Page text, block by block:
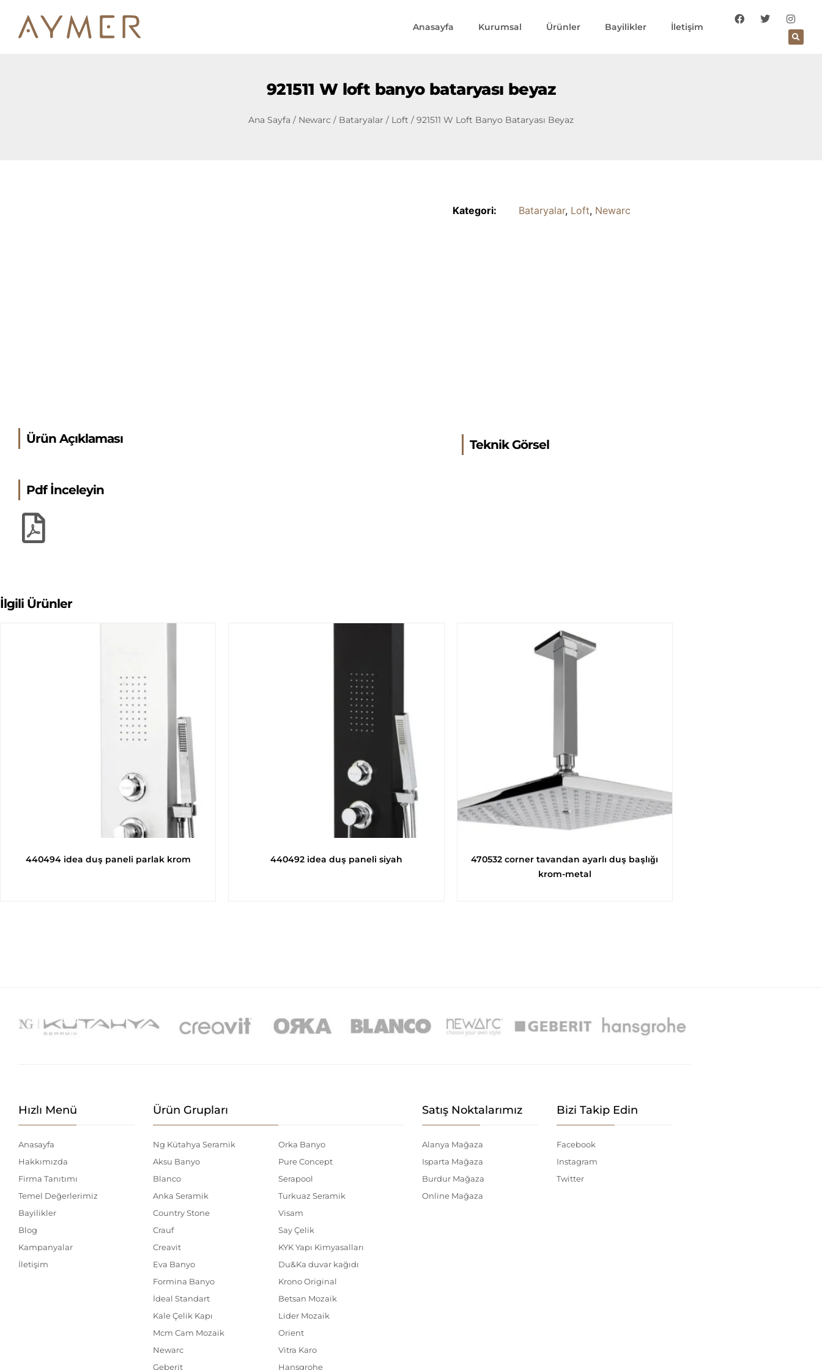
Anasayfa Kurumsal Ürünler Bayilikler İletişim
921511 W loft banyo bataryası beyaz
Ana Sayfa / Newarc / Bataryalar / Loft / 921511 W Loft Banyo Bataryası Beyaz
Kategori: Bataryalar, Loft, Newarc
Ürün Açıklaması
Pdf İnceleyin
Teknik Görsel
İlgili Ürünler
440494 idea duş paneli parlak krom 440492 idea duş paneli siyah
470532 corner tavandan ayarlı duş başlığı
krom-metal
Hızlı Menü
Anasayfa
Hakkımızda
Firma Tanıtımı
Temel Değerlerimiz
Bayilikler
Blog
Kampanyalar
İletişim
Ürün Grupları
Ng Kütahya Seramik
Aksu Banyo
Blanco
Anka Seramik
Country Stone
Crauf
Creavit
Eva Banyo
Formina Banyo
İdeal Standart
Kale Çelik Kapı
Mcm Cam Mozaik
Newarc
Geberit
Orka Banyo
Pure Concept
Serapool
Turkuaz Seramik
Visam
Say Çelik
KYK Yapı Kimyasalları
Du&Ka duvar kağıdı
Krono Original
Betsan Mozaik
Lider Mozaik
Orient
Vitra Karo
Hansgrohe
Satış Noktalarımız
Alanya Mağaza
Isparta Mağaza
Burdur Mağaza
Online Mağaza
Bizi Takip Edin
Facebook
Instagram
Twitter